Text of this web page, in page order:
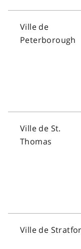
Ville de
Peterborough
Ville de St.
Thomas
Ville de